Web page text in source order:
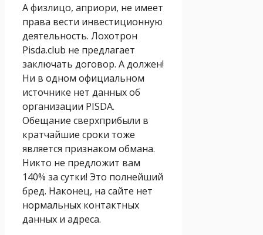
А физлицо, априори, не имеет
права вести инвестиционную
деятельность. Лохотрон
Pisda.club не предлагает
заключать договор. А должен!
Ни в одном официальном
источнике нет данных об
организации PISDA.
Обещание сверхприбыли в
кратчайшие сроки тоже
является признаком обмана.
Никто не предложит вам
140% за сутки! Это полнейший
бред. Наконец, на сайте нет
нормальных контактных
данных и адреса.